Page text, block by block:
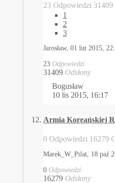
23 Odpowiedzi 31409
1
2
3
Jarosław, 01 lut 2015,
23 Odpowiedzi
31409 Odsłony
Bogusław
10 lis 2015, 16:17
Armia Koreańskiej
0 Odpowiedzi 16279
Marek_W_Pilat, 18 paź
0 Odpowiedzi
16279 Odsłony